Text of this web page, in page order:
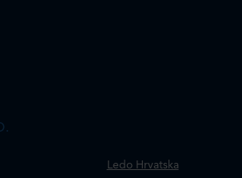
Ledo Hrvatska